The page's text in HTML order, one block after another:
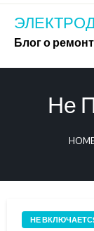
Skip
content
Блог о
Не
НЕ